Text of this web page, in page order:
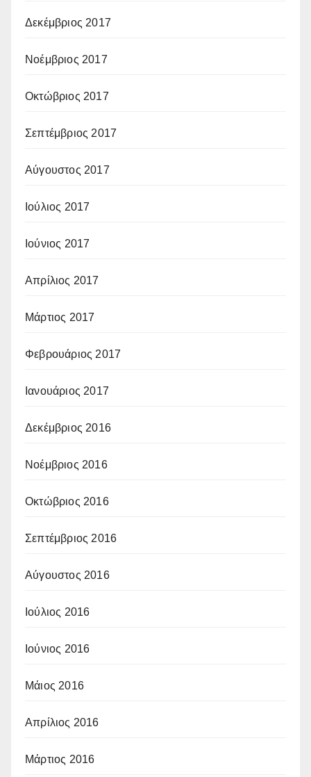
Δεκέμβριος 2017
Νοέμβριος 2017
Οκτώβριος 2017
Σεπτέμβριος 2017
Αύγουστος 2017
Ιούλιος 2017
Ιούνιος 2017
Απρίλιος 2017
Μάρτιος 2017
Φεβρουάριος 2017
Ιανουάριος 2017
Δεκέμβριος 2016
Νοέμβριος 2016
Οκτώβριος 2016
Σεπτέμβριος 2016
Αύγουστος 2016
Ιούλιος 2016
Ιούνιος 2016
Μάιος 2016
Απρίλιος 2016
Μάρτιος 2016